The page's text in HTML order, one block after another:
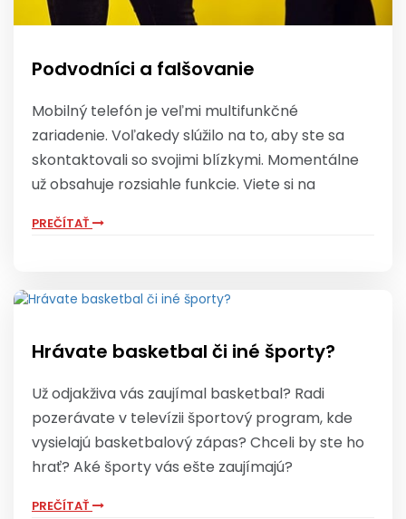
Podvodníci a falšovanie
Mobilný telefón je veľmi multifunkčné
zariadenie. Voľakedy slúžilo na to, aby ste sa
skontaktovali so svojimi blízkymi. Momentálne
už obsahuje rozsiahle funkcie. Viete si na
PREČÍTAŤ
Hrávate basketbal či iné športy?
Už odjakživa vás zaujímal basketbal? Radi
pozerávate v televízii športový program, kde
vysielajú basketbalový zápas? Chceli by ste ho
hrať? Aké športy vás ešte zaujímajú?
PREČÍTAŤ